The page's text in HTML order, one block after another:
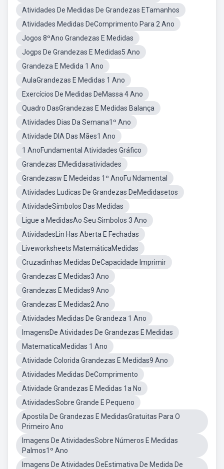
Atividades De Medidas De Grandezas ETamanhos
Atividades Medidas DeComprimento Para 2 Ano
Jogos 8ºAno Grandezas E Medidas
Jogps De Grandezas E Medidas5 Ano
Grandeza E Medida 1 Ano
AulaGrandezas E Medidas 1 Ano
Exercícios De Medidas DeMassa 4 Ano
Quadro DasGrandezas E Medidas Balança
Atividades Dias Da Semana1º Ano
Atividade DIA Das Mães1 Ano
1 AnoFundamental Atividades Gráfico
Grandezas EMedidasatividades
Grandezasw E Medeidas 1º AnoFu Ndamental
Atividades Ludicas De Grandezas DeMedidasetos
AtividadeSímbolos Das Medidas
Ligue a MedidasAo Seu Simbolos 3 Ano
AtividadesLin Has Aberta E Fechadas
Liveworksheets MatemáticaMedidas
Cruzadinhas Medidas DeCapacidade Imprimir
Grandezas E Medidas3 Ano
Grandezas E Medidas9 Ano
Grandezas E Medidas2 Ano
Atividades Medidas De Grandeza 1 Ano
ImagensDe Atividades De Grandezas E Medidas
MatematicaMedidas 1 Ano
Atividade Colorida Grandezas E Medidas9 Ano
Atividades Medidas DeComprimento
Atividade Grandezas E Medidas 1a No
AtividadesSobre Grande E Pequeno
Apostila De Grandezas E MedidasGratuitas Para O
Primeiro Ano
Imagens De AtividadesSobre Números E Medidas
Palmos1º Ano
Imagens De Atividades DeEstimativa De Medida De